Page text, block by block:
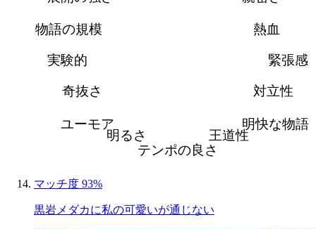
熱血
緊張感
対立性
明快な物語
王道性
テンポの良さ
明るさ
ユーモア
奇抜さ
実験的
物語の規模
マッチ度 93%
黒岩メダカに私の可愛いが通じない